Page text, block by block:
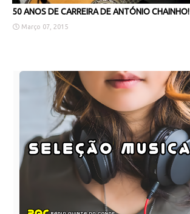
50 ANOS DE CARREIRA DE ANTÓNIO CHAINHO!
Março 07, 2015